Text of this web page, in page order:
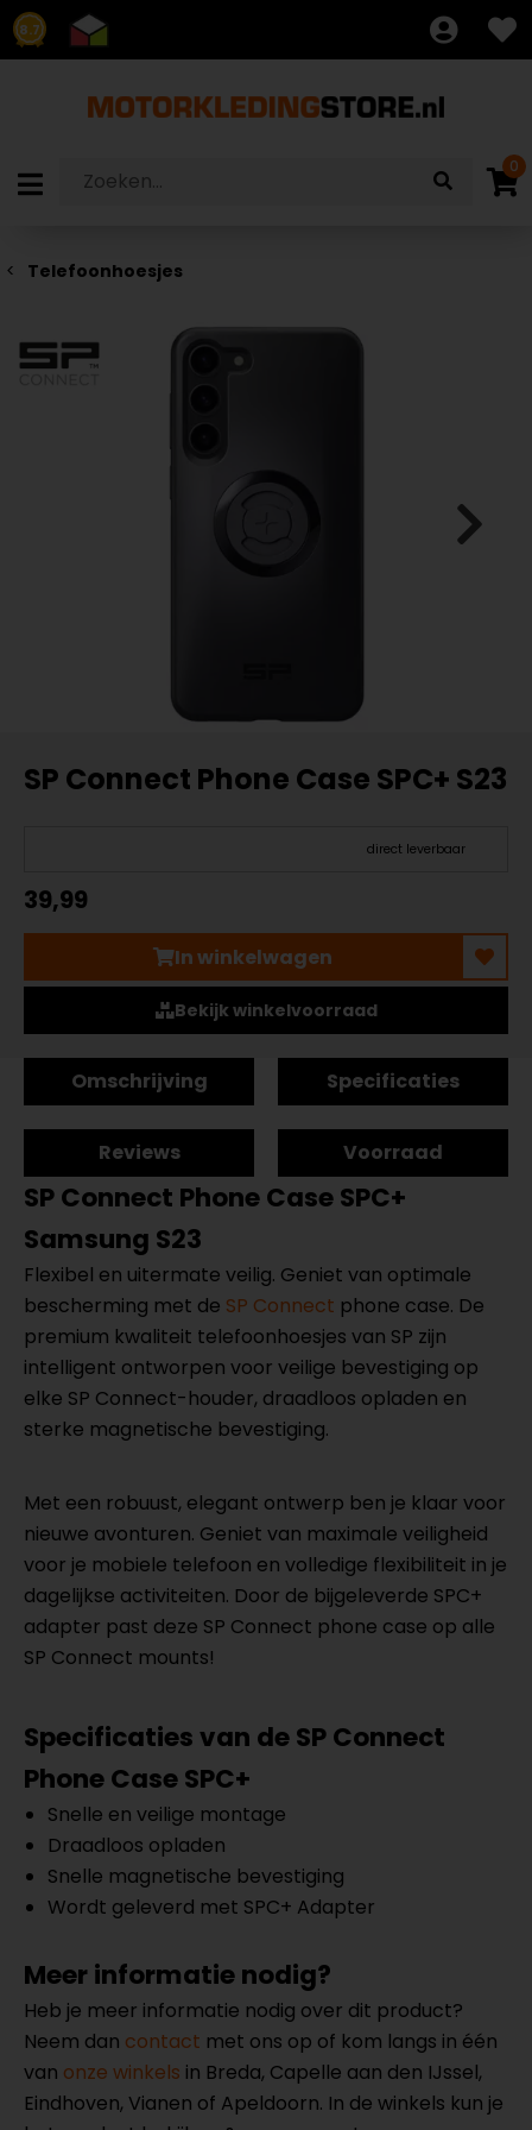
8.7
0
Telefoonhoesjes
SP Connect Phone Case SPC+ S23
direct leverbaar
39,99
In winkelwagen
Bekijk winkelvoorraad
Omschrijving Specificaties
Reviews Voorraad
SP Connect Phone Case SPC+
Samsung S23
Flexibel en uitermate veilig. Geniet van optimale
bescherming met de SP Connect phone case. De
premium kwaliteit telefoonhoesjes van SP zijn
intelligent ontworpen voor veilige bevestiging op
elke SP Connect-houder, draadloos opladen en
sterke magnetische bevestiging.
Met een robuust, elegant ontwerp ben je klaar voor
nieuwe avonturen. Geniet van maximale veiligheid
voor je mobiele telefoon en volledige flexibiliteit in je
dagelijkse activiteiten. Door de bijgeleverde SPC+
adapter past deze SP Connect phone case op alle
SP Connect mounts!
Specificaties van deSP Connect
Phone Case SPC+
Snelle en veilige montage
Draadloos opladen
Snelle magnetische bevestiging
Wordt geleverd met SPC+ Adapter
Meer informatie nodig?
Heb je meer informatie nodig over dit product?
Neem dan contact met ons op of kom langs in één
van onze winkels in Breda, Capelle aan den IJssel,
Eindhoven, Vianen of Apeldoorn. In de winkels kun je